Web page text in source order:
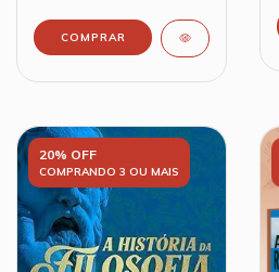
20% OFF
COMPRANDO 3 OU MAIS